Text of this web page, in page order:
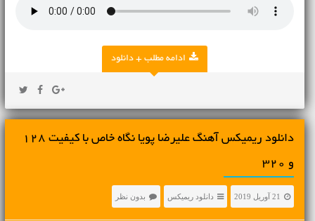
ادامه مطلب + دانلود
دانلود ریمیکس آهنگ علیرضا پویا نگاه خاص با کیفیت 128
و 320
21 آوریل 2019 دانلود ریمیکس بدون نظر